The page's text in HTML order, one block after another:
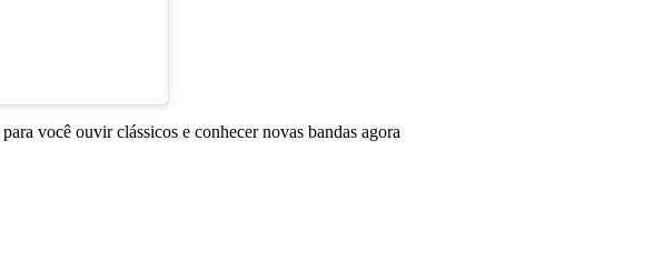
para você ouvir clássicos e conhecer novas bandas agora